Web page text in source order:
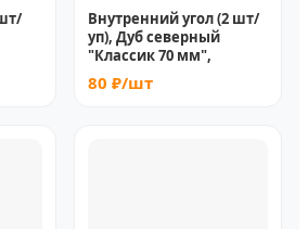
Внутренний угол (2 шт/
уп), Дуб северный
"Классик 70 мм",
80 ₽/шт